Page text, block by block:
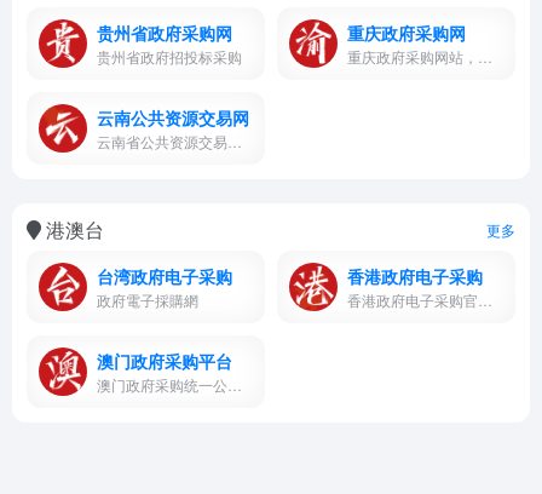
贵州省政府采购网
贵州省政府招投标采购
重庆政府采购网
云南公共资源交易网
港澳台 更多
台湾政府电子采购
政府電子採購網
香港政府电子采购
澳门政府采购平台